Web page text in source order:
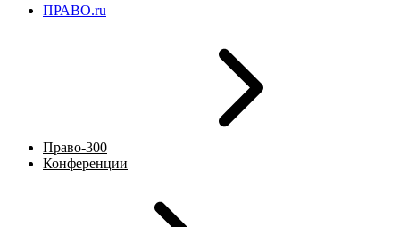
ПРАВО.ru
Право-300
Конференции